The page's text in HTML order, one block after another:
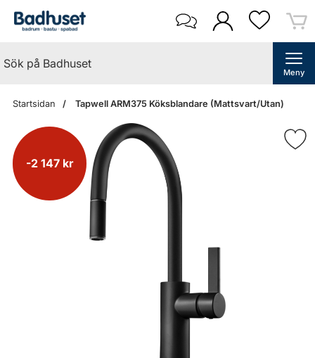
Meny
Startsidan Tapwell ARM375 Köksblandare (Mattsvart/Utan)
-2 147 kr